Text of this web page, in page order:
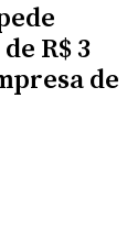
R$ 3
de